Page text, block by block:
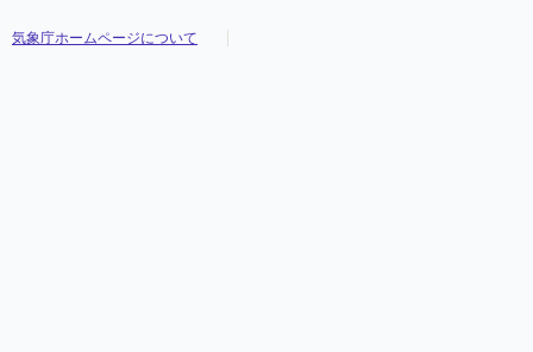
気象庁ホームページについて